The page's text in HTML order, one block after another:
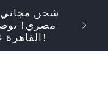
مصري!
القاهرة عبر باقات مرسول/أوبر!